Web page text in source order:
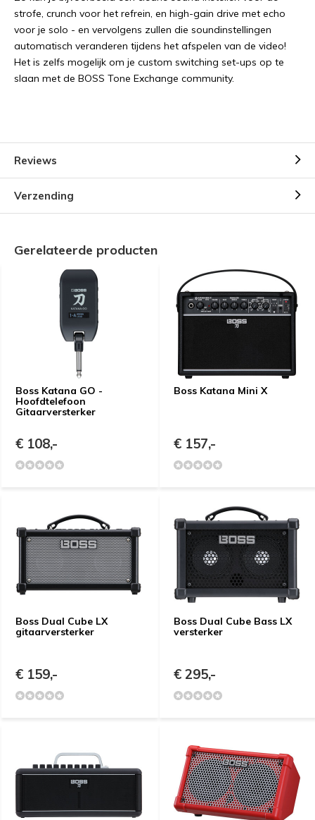
strofe, crunch voor het refrein, en high-gain drive met echo
voor je solo - en vervolgens zullen die soundinstellingen
automatisch veranderen tijdens het afspelen van de video!
Het is zelfs mogelijk om je custom switching set-ups op te
slaan met de BOSS Tone Exchange community.
Reviews
Verzending
Gerelateerde producten
Boss Katana GO -
Hoofdtelefoon
Gitaarversterker
€ 108,-
Boss Katana Mini X
€ 157,-
Boss Dual Cube LX
gitaarversterker
€ 159,-
Boss Dual Cube Bass LX
versterker
€ 295,-